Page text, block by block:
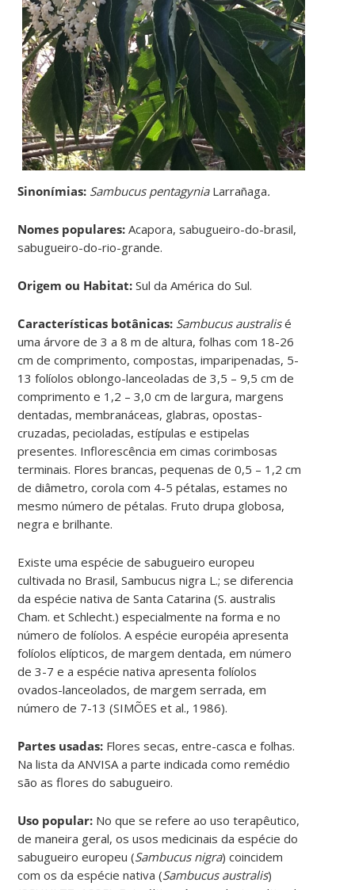
Sinonímias: Sambucus pentagyniaLarrañaga.
Nomes populares:Acapora, sabugueiro-do-brasil,
sabugueiro-do-rio-grande.
Origem ou Habitat:Sul da América do Sul.
Características botânicas: Sambucus australisé
uma árvore de 3 a 8 m de altura, folhas com 18-26
cm de comprimento, compostas, imparipenadas, 5-
13 folíolos oblongo-lanceoladas de 3,5 – 9,5 cm de
comprimento e 1,2 – 3,0 cm de largura, margens
dentadas, membranáceas, glabras, opostas-
cruzadas, pecioladas, estípulas e estipelas
presentes. Inflorescência em cimas corimbosas
terminais. Flores brancas, pequenas de 0,5 – 1,2 cm
de diâmetro, corola com 4-5 pétalas, estames no
mesmo número de pétalas. Fruto drupa globosa,
negra e brilhante.
Existe uma espécie de sabugueiro europeu
cultivada no Brasil, Sambucus nigra L.; se diferencia
da espécie nativa de Santa Catarina (S. australis
Cham. et Schlecht.) especialmente na forma e no
número de folíolos. A espécie européia apresenta
folíolos elípticos, de margem dentada, em número
de 3-7 e a espécie nativa apresenta folíolos
ovados-lanceolados, de margem serrada, em
número de 7-13 (SIMÕES et al., 1986).
Partes usadas: Flores secas, entre-casca e folhas.
Na lista da ANVISA a parte indicada como remédio
são as flores do sabugueiro.
Uso popular: No que se refere ao uso terapêutico,
de maneira geral, os usos medicinais da espécie do
sabugueiro europeu (Sambucus nigra) coincidem
com os da espécie nativa (Sambucus australis)